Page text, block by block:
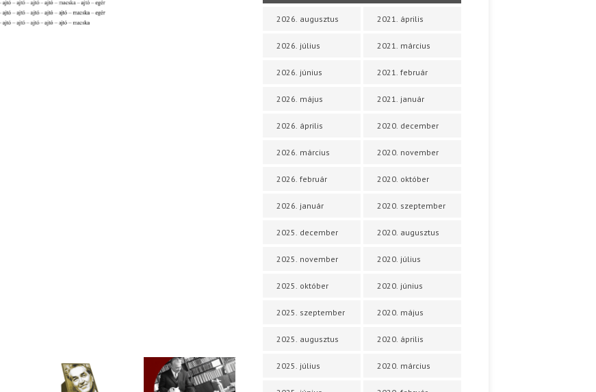
2026. augusztus
2026. július
2026. június
2026. május
2026. április
2026. március
2026. február
2026. január
2025. december
2025. november
2025. október
2025. szeptember
2025. augusztus
2025. július
2021. április
2021. március
2021. február
2021. január
2020. december
2020. november
2020. október
2020. szeptember
2020. augusztus
2020. július
2020. június
2020. május
2020. április
2020. március